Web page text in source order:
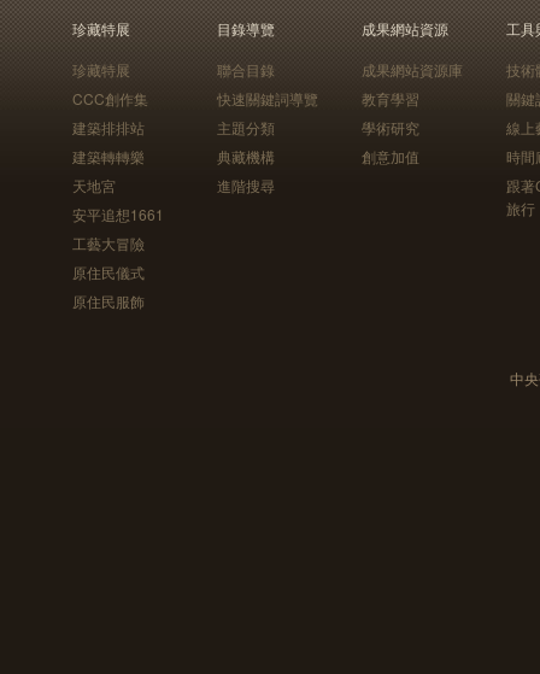
珍藏特展
珍藏特展
CCC創作集
建築排排站
建築轉轉樂
天地宮
安平追想1661
工藝大冒險
原住民儀式
原住民服飾
目錄導覽
聯合目錄
快速關鍵詞導覽
主題分類
典藏機構
進階搜尋
成果網站資源
成果網站資源庫
教育學習
學術研究
創意加值
工具
技術
關鍵
線上
時間
跟
旅行
中